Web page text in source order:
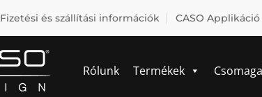
Fizetési és szállítási információk CASO Applikáció
Rólunk Termékek